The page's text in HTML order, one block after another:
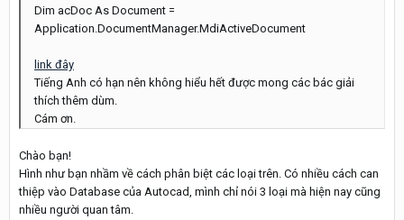
Dim acDoc As Document =
Application.DocumentManager.MdiActiveDocument
link đây
Tiếng Anh có hạn nên không hiểu hết được mong các bác giải
thích thêm dùm.
Cám ơn.
Chào bạn!
Hình như bạn nhầm về cách phân biệt các loại trên. Có nhiều cách can
thiệp vào Database của Autocad, mình chỉ nói 3 loại mà hiện nay cũng
nhiều người quan tâm.